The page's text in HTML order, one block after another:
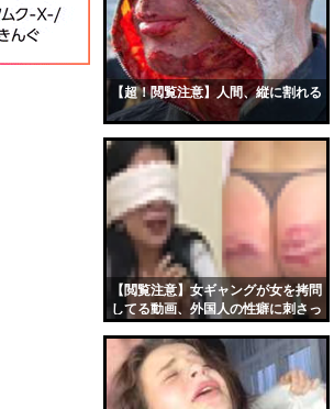
【超！閲覧注意】人間、縦に割れる
【閲覧注意】女ギャングが女を拷問
してる動画、外国人の性癖に刺さっ
リン
- 固
定リ
ンク
自動
更新
ツー
ル